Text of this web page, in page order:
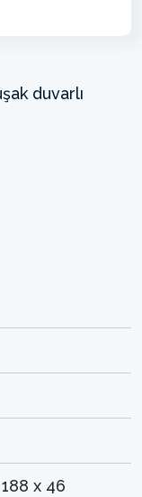
duvarlı
x 46